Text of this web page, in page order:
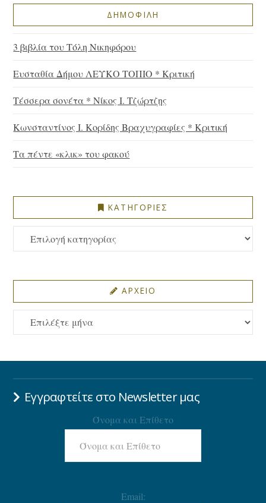
ΔΗΜΟΦΙΛΗ
3 βιβλία του Τόλη Νικηφόρου
Ευσταθία Δήμου ΛΕΥΚΟ ΤΟΠΙΟ * Κριτική
Τέσσερα σονέτα * Νίκος Ι. Τζώρτζης
Κωνσταντίνος Ι. Κορίδης Βραχυγραφίες * Κριτική
Τα πέντε «κλικ» του φακού
ΚΑΤΗΓΟΡΙΕΣ
ΚΑΤΗΓΟΡΙΕΣ
ΑΡΧΕΙΟ
ΑΡΧΕΙΟ
Εγγραφτείτε στο Newsletter μας
Όνομα και Επίθετο
Email: